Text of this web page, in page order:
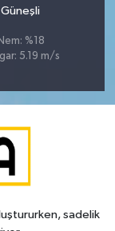
Güneşli
%18
5.19 m/s
sadelik